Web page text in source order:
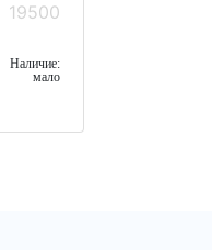
19500
Наличие:
мало